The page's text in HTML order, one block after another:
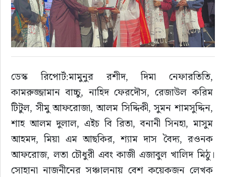
তারুণ্য
সময়ের প্রলাপ
ডেস্ক রিপোর্ট:মামুনুর রশীদ, দিমা নেফারতিতি,
কামরুজ্জামান বাচ্চু, নাহিদ ফেরদৌস, রেজাউল করিম
টিটুল, সীমু আফরোজা, আলম সিদ্দিকী, সুমন শামসুদ্দিন,
শাহ আলম দুলাল, এইচ বি রিতা, বনানী সিনহা, মাসুম
আহমদ, মিয়া এম আছকির, শ্যাম দাস বৈদ্য, রওনক
আফরোজ, লতা চৌধুরী এবং কাজী এজাবুল খালিদ মিঠু।
সোহানা নাজনীনের সঞ্চালনায় বেশ কয়েকজন লেখক